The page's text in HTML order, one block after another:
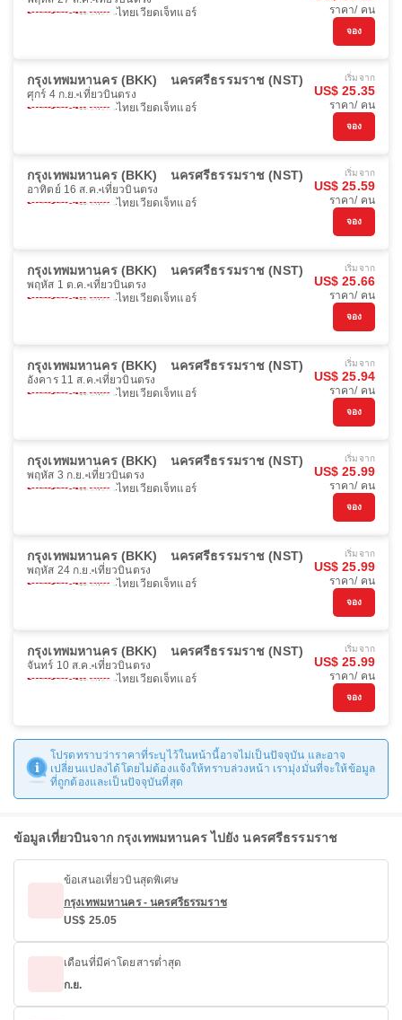
ไทยเวียดเจ็ทแอร์
ราคา/ คน
จอง
กรุงเทพมหานคร (BKK) นครศรีธรรมราช (NST)
ศุกร์ 4 ก.ย. เที่ยวบินตรง
ไทยเวียดเจ็ทแอร์
เริ่มจาก
US$ 25.35
ราคา/ คน
จอง
กรุงเทพมหานคร (BKK) นครศรีธรรมราช (NST)
อาทิตย์ 16 ส.ค. เที่ยวบินตรง
ไทยเวียดเจ็ทแอร์
เริ่มจาก
US$ 25.59
ราคา/ คน
จอง
กรุงเทพมหานคร (BKK) นครศรีธรรมราช (NST)
พฤหัส 1 ต.ค. เที่ยวบินตรง
ไทยเวียดเจ็ทแอร์
เริ่มจาก
US$ 25.66
ราคา/ คน
จอง
กรุงเทพมหานคร (BKK) นครศรีธรรมราช (NST)
อังคาร 11 ส.ค. เที่ยวบินตรง
ไทยเวียดเจ็ทแอร์
เริ่มจาก
US$ 25.94
ราคา/ คน
จอง
กรุงเทพมหานคร (BKK) นครศรีธรรมราช (NST)
พฤหัส 3 ก.ย. เที่ยวบินตรง
ไทยเวียดเจ็ทแอร์
เริ่มจาก
US$ 25.99
ราคา/ คน
จอง
กรุงเทพมหานคร (BKK) นครศรีธรรมราช (NST)
พฤหัส 24 ก.ย. เที่ยวบินตรง
ไทยเวียดเจ็ทแอร์
เริ่มจาก
US$ 25.99
ราคา/ คน
จอง
กรุงเทพมหานคร (BKK) นครศรีธรรมราช (NST)
จันทร์ 10 ส.ค. เที่ยวบินตรง
ไทยเวียดเจ็ทแอร์
เริ่มจาก
US$ 25.99
ราคา/ คน
จอง
โปรดทราบว่าราคาที่ระบุไว้ในหน้านี้อาจไม่เป็นปัจจุบัน และอาจ
เปลี่ยนแปลงได้โดยไม่ต้องแจ้งให้ทราบล่วงหน้า เรามุ่งมั่นที่จะให้ข้อมูล
ที่ถูกต้องและเป็นปัจจุบันที่สุด
ข้อมูลเที่ยวบินจาก กรุงเทพมหานคร ไปยัง นครศรีธรรมราช
ข้อเสนอเที่ยวบินสุดพิเศษ
กรุงเทพมหานคร - นครศรีธรรมราช
US$ 25.05
เดือนที่มีค่าโดยสารต่ำสุด
ก.ย.